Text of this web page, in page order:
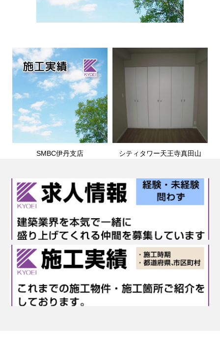
SMBC伊丹支店 シティタワー天王寺真田山